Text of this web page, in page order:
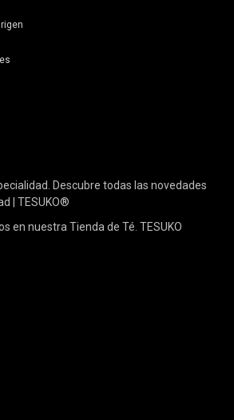
Descubre todas las novedades
| TESUKO®
en nuestra Tienda de Té. TESUKO